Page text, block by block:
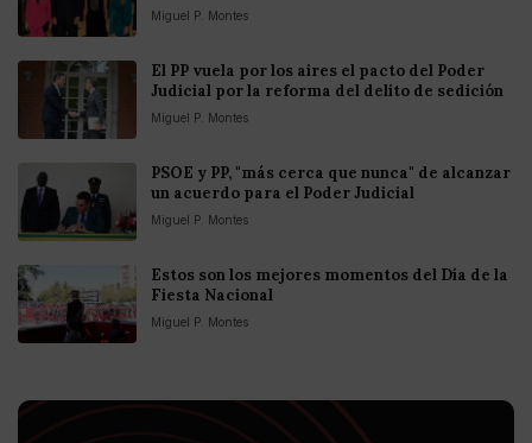
Miguel P. Montes
El PP vuela por los aires el pacto del Poder
Judicial por la reforma del delito de sedición
Miguel P. Montes
PSOE y PP, "más cerca que nunca" de alcanzar
un acuerdo para el Poder Judicial
Miguel P. Montes
Estos son los mejores momentos del Día de la
Fiesta Nacional
Miguel P. Montes